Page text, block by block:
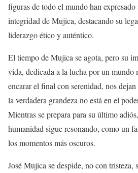
figuras de todo el mundo han
integridad de Mujica, destacando su
liderazgo ético y auténtico.
El tiempo de Mujica se agota, pero su
vida, dedicada a la lucha por un mundo
encarar el final con serenidad, nos dejan
la verdadera grandeza no está en el
Mientras se prepara para su último
humanidad sigue resonando, como un
los momentos más oscuros.
José Mujica se despide, no con tristeza,